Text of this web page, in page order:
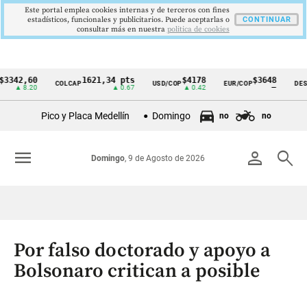
Cintillo
Colombia
▲ 8.20
COLCAP1621,34 pts
▲ 0.67
USD/COP$4178
▲ 0.42
EUR/COP$3648
Pico y Placa Medellín Domingo no no
person search
Domingo, 9 de Agosto de 2026
menu
Por falso doctorado y apoyo a
Bolsonaro critican a posible
Este portal emplea cookies internas y de terceros con fines
estadísticos, funcionales y publicitarios. Puede aceptarlas o
consultar más en nuestra politica de cookies
CONTINUAR